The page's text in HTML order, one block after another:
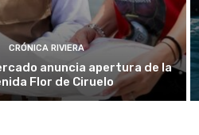
CRÓNICA RIVIERA
anuncia apertura de la
Flor de Ciruelo